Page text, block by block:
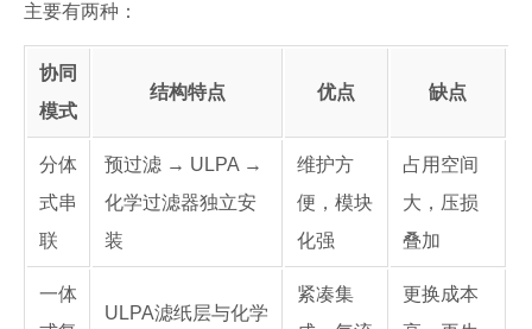
主要有两种：
协同
模式
结构特点 优点 缺点
分体
式串
联
预过滤 → ULPA →
化学过滤器独立安
装
维护方
便，模块
化强
占用空间
大，压损
叠加
一体
ULPA滤纸层与化学
紧凑集
更换成本